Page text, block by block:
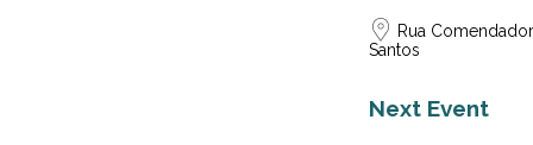
Rua
Santos
Next Event